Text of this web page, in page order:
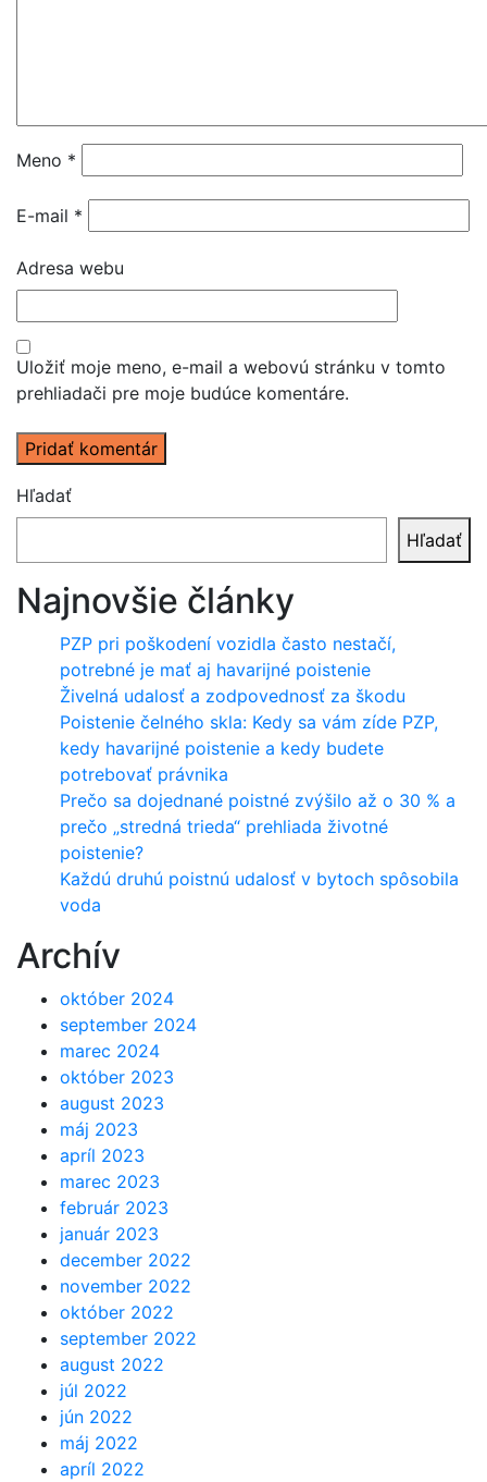
Meno *
E-mail *
Adresa webu
Uložiť moje meno, e-mail a webovú stránku v tomto
prehliadači pre moje budúce komentáre.
Hľadať
Hľadať
Najnovšie články
PZP pri poškodení vozidla často nestačí,
potrebné je mať aj havarijné poistenie
Živelná udalosť a zodpovednosť za škodu
Poistenie čelného skla: Kedy sa vám zíde PZP,
kedy havarijné poistenie a kedy budete
potrebovať právnika
Prečo sa dojednané poistné zvýšilo až o 30 % a
prečo „stredná trieda“ prehliada životné
poistenie?
Každú druhú poistnú udalosť v bytoch spôsobila
voda
Archív
október 2024
september 2024
marec 2024
október 2023
august 2023
máj 2023
apríl 2023
marec 2023
február 2023
január 2023
december 2022
november 2022
október 2022
september 2022
august 2022
júl 2022
jún 2022
máj 2022
apríl 2022